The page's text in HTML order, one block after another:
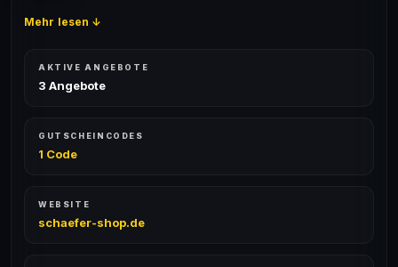
Mehr lesen ↓
AKTIVE ANGEBOTE
3 Angebote
GUTSCHEINCODES
1 Code
WEBSITE
schaefer-shop.de